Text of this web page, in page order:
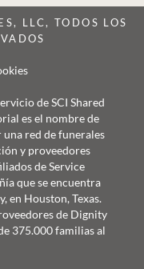
LLC, TODOS LOS
de SCI Shared
es el nombre de
red de funerales
y proveedores
de Service
que se encuentra
en Houston, Texas.
de Dignity
375.000 familias al